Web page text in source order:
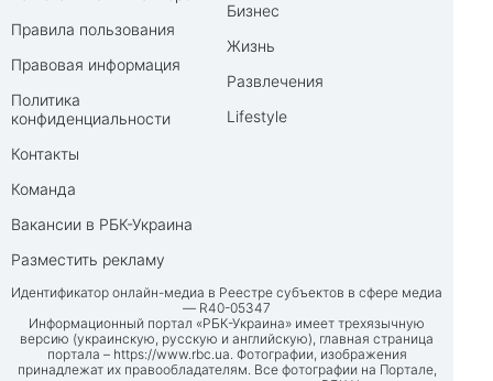
Правила пользования
Правовая информация
Политика
конфиденциальности
Контакты
Команда
Вакансии в РБК-Украина
Разместить рекламу
Бизнес
Жизнь
Развлечения
Lifestyle
Идентификатор онлайн-медиа в Реестре субъектов в сфере медиа
— R40-05347
Информационный портал «РБК-Украина» имеет трехязычную
версию (украинскую, русскую и английскую), главная страница
портала – https://www.rbc.ua. Фотографии, изображения
принадлежат их правообладателям. Все фотографии на Портале,